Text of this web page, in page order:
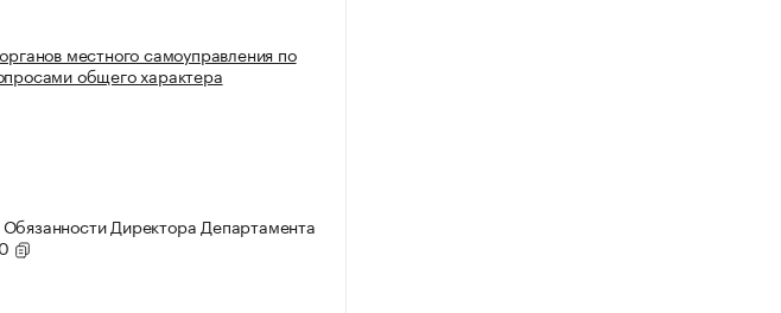
местного самоуправления по
общего характера
Директора Департамента